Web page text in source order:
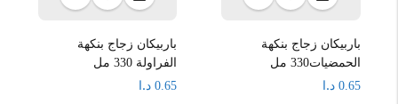
باربيكان زجاج بنكهة
الحمضيات330 مل
0.65 د.ا
باربيكان زجاج بنكهة
الفراولة 330 مل
0.65 د.ا